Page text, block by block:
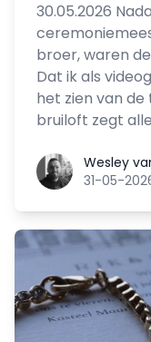
30.05.2026
broer, waren
Dat ik als
het zien van
bruiloft zegt
Wesley van
Wesley
31-05-